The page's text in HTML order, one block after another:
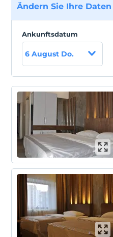
Ändern Sie Ihre Daten
Ankunftsdatum
6 August Do.